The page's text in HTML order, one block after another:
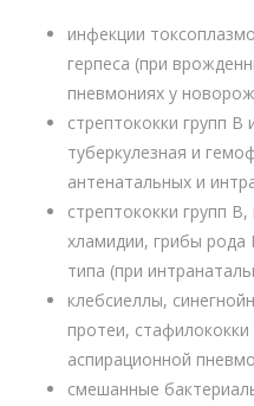
инфекции
герпеса (при
пневмониях у
стрептококки групп
туберкулезная и
антенатальных и
стрептококки групп
хламидии, грибы рода
типа (при
клебсиеллы,
протеи,
аспирационной
смешанные